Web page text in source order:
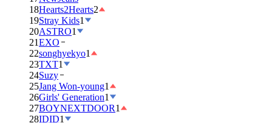
18Hearts2Hearts2
19Stray Kids1
20ASTRO1
21EXO
22songhyekyo1
23TXT1
24Suzy
25Jang Won-young1
26Girls' Generation1
27BOYNEXTDOOR1
28IDID1